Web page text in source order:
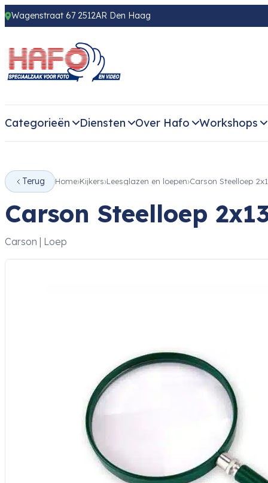
Wagenstraat 67 2512AR Den Haag
Categorieën Diensten Over Hafo Workshops
Terug Home Kijkers Leesglazen en loepen Carson Steelloep
Carson Steelloep
Carson | Loep